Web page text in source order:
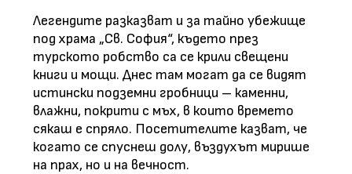
Легендите разказват и за тайно убежище
под храма „Св. София“, където през
турското робство са се крили свещени
книги и мощи. Днес там могат да се видят
истински подземни гробници – каменни,
влажни, покрити с мъх, в които времето
сякаш е спряло. Посетителите казват, че
когато се спуснеш долу, въздухът мирише
на прах, но и на вечност.